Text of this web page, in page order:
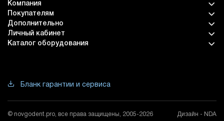
Компания
Покупателям
Дополнительно
Личный кабинет
Каталог оборудования
Бланк гарантии и сервиса
© novgodent.pro, все права защищены, 2005-2026 Дизайн - NDA